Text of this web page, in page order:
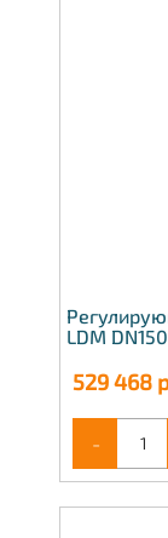
LDM
529 468
-